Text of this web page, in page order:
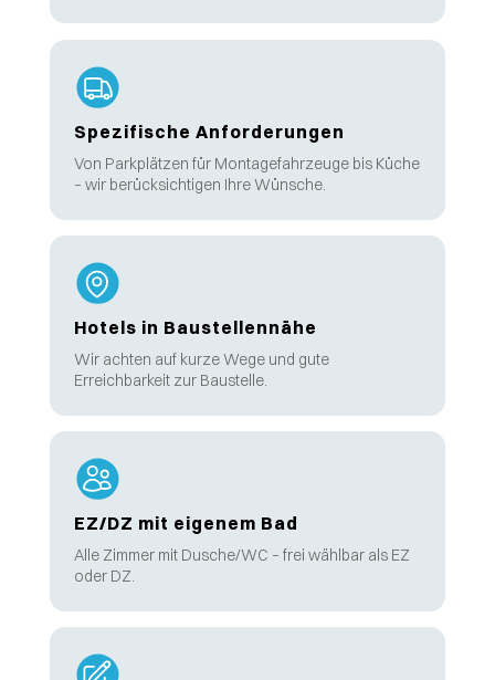
Spezifische Anforderungen
Von Parkplätzen für Montagefahrzeuge bis Küche
– wir berücksichtigen Ihre Wünsche.
Hotels in Baustellennähe
Wir achten auf kurze Wege und gute
Erreichbarkeit zur Baustelle.
EZ/DZ mit eigenem Bad
Alle Zimmer mit Dusche/WC – frei wählbar als EZ
oder DZ.